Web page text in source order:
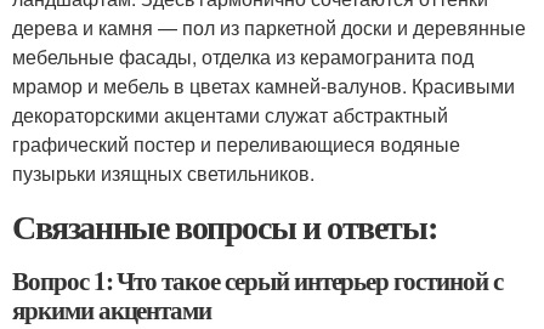
дерева и камня — пол из паркетной доски и деревянные
мебельные фасады, отделка из керамогранита под
мрамор и мебель в цветах камней-валунов. Красивыми
декораторскими акцентами служат абстрактный
графический постер и переливающиеся водяные
пузырьки изящных светильников.
Связанные вопросы и ответы:
Вопрос 1: Что такое серый интерьер гостиной с
яркими акцентами